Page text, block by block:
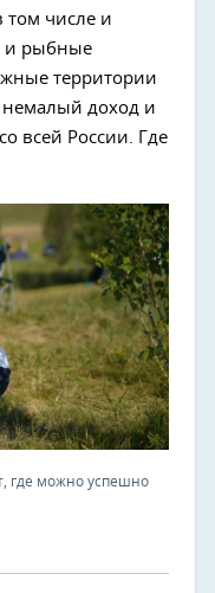
том числе и
и рыбные
территории
немалый доход и
всей России. Где
где можно успешно